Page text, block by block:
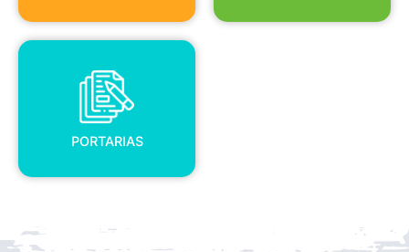
PORTARIAS
PORTARIAS